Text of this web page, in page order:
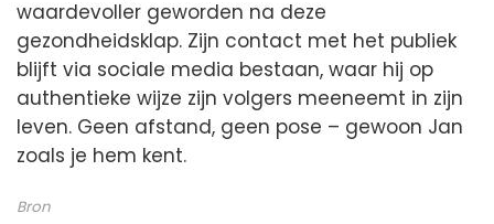
waardevoller geworden na deze
gezondheidsklap. Zijn contact met het publiek
blijft via sociale media bestaan, waar hij op
authentieke wijze zijn volgers meeneemt in zijn
leven. Geen afstand, geen pose – gewoon Jan
zoals je hem kent.
Bron